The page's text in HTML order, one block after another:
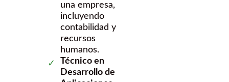
una empresa,
incluyendo
contabilidad y
recursos
humanos.
Técnico en
Desarrollo de